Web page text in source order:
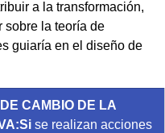
a la transformación,
sobre la teoría de
guiaría en el diseño de
CAMBIO DE LA
se realizan acciones